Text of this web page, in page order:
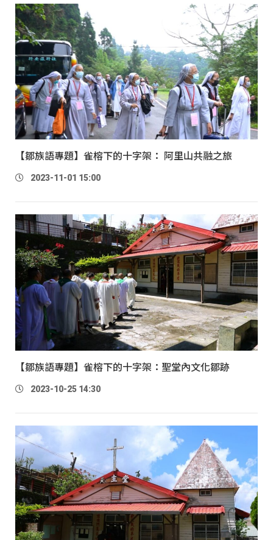
【鄒族語專題】雀榕下的十字架： 阿里山共融之旅
2023-11-01 15:00
【鄒族語專題】雀榕下的十字架：聖堂內文化鄒跡
2023-10-25 14:30